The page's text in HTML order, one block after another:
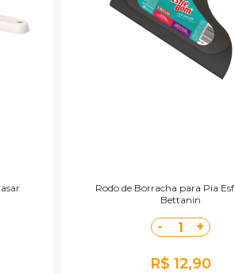
Rodo de Borracha para Pia
Bettanin
- 1 +
R$ 12,90